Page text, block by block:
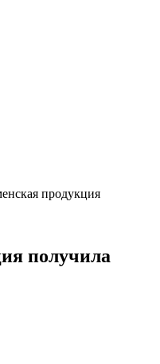
продукция
получила